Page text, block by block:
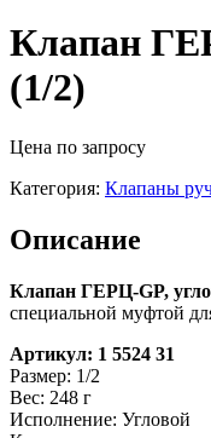
Клапан
(1/2)
Цена по запросу
Категория: Клапаны
Описание
Клапан ГЕРЦ-GP,
специальной муфтой
Артикул: 1 5524 31
Размер: 1/2
Вес: 248 г
Исполнение: Угловой